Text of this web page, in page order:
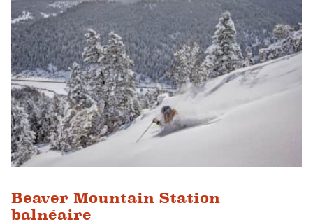
Beaver Mountain Station
balnéaire